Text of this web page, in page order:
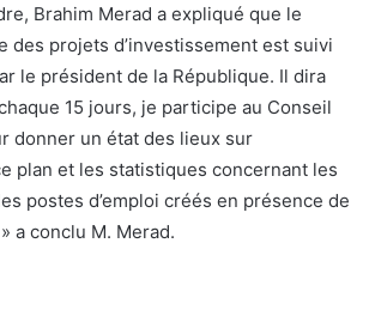
Brahim Merad a expliqué que le
des projets d’investissement est suivi
le président de la République. Il dira
15 jours, je participe au Conseil
donner un état des lieux sur
plan et les statistiques concernant les
postes d’emploi créés en présence de
a conclu M. Merad.